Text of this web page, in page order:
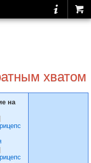
хватом
на